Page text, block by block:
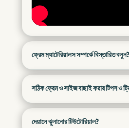
ফ্রেম ম্যাটেরিয়ালস সম্পর্কে বিস্তারিত বলুন?
সঠিক ফ্রেম ও সাইজ বাছাই করার টিপস ও
দেয়ালে ঝুলানোর টিউটোরিয়াল?